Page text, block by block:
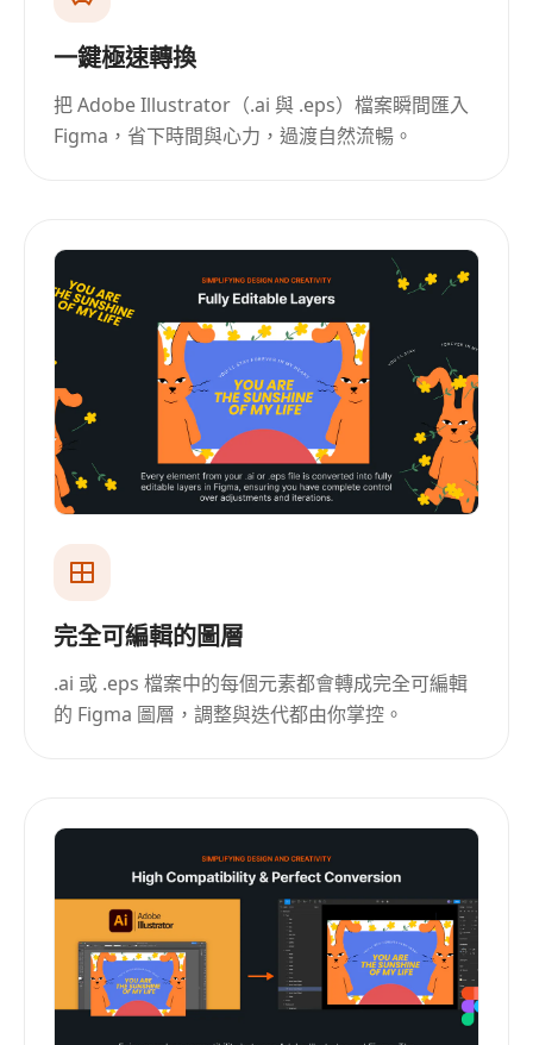
一鍵極速轉換
把 Adobe Illustrator（.ai 與 .eps）檔案瞬間匯入
Figma，省下時間與心力，過渡自然流暢。
完全可編輯的圖層
.ai 或 .eps 檔案中的每個元素都會轉成完全可編輯
的 Figma 圖層，調整與迭代都由你掌控。